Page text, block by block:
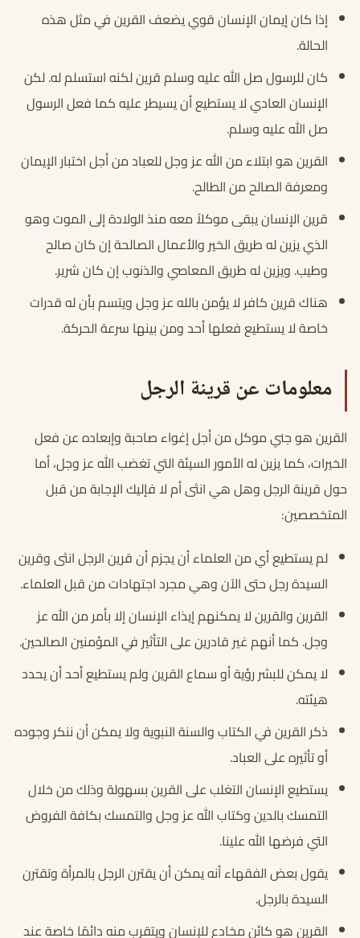
إذا كان إيمان الإنسان قوي يضعف القرين في مثل هذه
الحالة.
كان للرسول صل الله عليه وسلم قرين لكنه استسلم له. لكن
الإنسان العادي لا يستطيع أن يسيطر عليه كما فعل الرسول
صل الله عليه وسلم.
القرين هو ابتلاء من الله عز وجل للعباد من أجل اختبار الإيمان
ومعرفة الصالح من الطالح.
قرين الإنسان يبقى موكلاً معه منذ الولادة إلى الموت وهو
الذي يزين له طريق الخير والأعمال الصالحة إن كان صالح
وطيب. ويزين له طريق المعاصي والذنوب إن كان شرير.
هناك قرين كافر لا يؤمن بالله عز وجل ويتسم بأن له قدرات
خاصة لا يستطيع فعلها أحد ومن بينها سرعة الحركة.
معلومات عن قرينة الرجل
القرين هو جني موكل من أجل إغواء صاحبة وإبعاده عن فعل
الخيرات، كما يزين له الأمور السيئة التي تغضب الله عز وجل، أما
حول قرينة الرجل وهل هي انثى أم لا فإليك الإجابة من قبل
المتخصصين:
لم يستطيع أي من العلماء أن يجزم أن قرين الرجل انثى وقرين
السيدة رجل حتى الآن وهي مجرد اجتهادات من قبل العلماء.
القرين والقرين لا يمكنهم إيذاء الإنسان إلا بأمر من الله عز
وجل. كما أنهم غير قادرين على التأثير في المؤمنين الصالحين.
لا يمكن للبشر رؤية أو سماع القرين ولم يستطيع أحد أن يحدد
هيئته.
ذكر القرين في الكتاب والسنة النبوية ولا يمكن أن ننكر وجوده
أو تأثيره على العباد.
يستطيع الإنسان التغلب على القرين بسهولة وذلك من خلال
التمسك بالدين وكتاب الله عز وجل والتمسك بكافة الفروض
التي فرضها الله علينا.
يقول بعض الفقهاء أنه يمكن أن يقترن الرجل بالمرأة وتقترن
السيدة بالرجل.
القرين هو كائن مخادع للإنسان ويتقرب منه دائمًا خاصة عند